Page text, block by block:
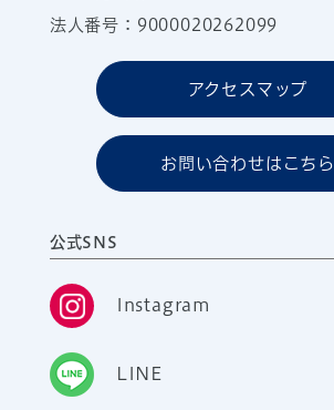
法人番号：9000020262099
アクセスマップ
お問い合わせはこちら
公式SNS
Instagram
LINE